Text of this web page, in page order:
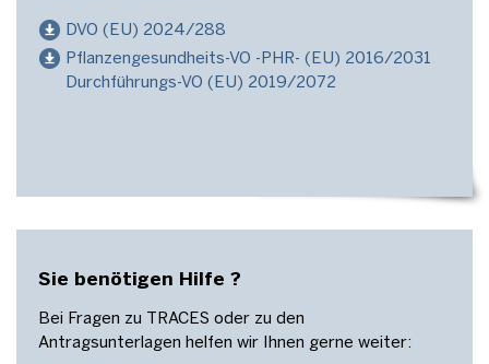
DVO (EU) 2024/288
Pflanzengesundheits-VO -PHR- (EU) 2016/2031
Durchführungs-VO (EU) 2019/2072
Sie benötigen Hilfe ?
Bei Fragen zu TRACES oder zu den
Antragsunterlagen helfen wir Ihnen gerne weiter: